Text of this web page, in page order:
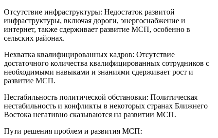
Отсутствие инфраструктуры: Недостаток развитой
инфраструктуры, включая дороги, энергоснабжение и
интернет, также сдерживает развитие МСП, особенно в
сельских районах.
Нехватка квалифицированных кадров: Отсутствие
достаточного количества квалифицированных сотрудников с
необходимыми навыками и знаниями сдерживает рост и
развитие МСП.
Нестабильность политической обстановки: Политическая
нестабильность и конфликты в некоторых странах Ближнего
Востока негативно сказываются на развитии МСП.
Пути решения проблем и развития МСП: